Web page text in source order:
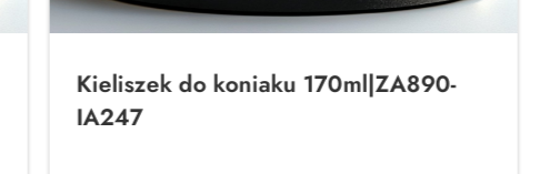
Kieliszek do koniaku 170ml|ZA890-
IA247